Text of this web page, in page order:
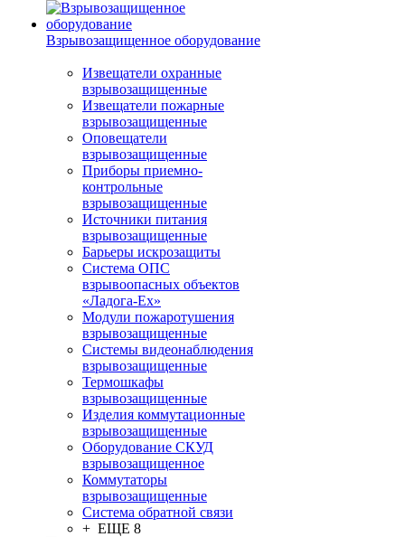
Взрывозащищенное оборудование
Извещатели охранные
взрывозащищенные
Извещатели пожарные
взрывозащищенные
Оповещатели
взрывозащищенные
Приборы приемно-
контрольные
взрывозащищенные
Источники питания
взрывозащищенные
Барьеры искрозащиты
Система ОПС
взрывоопасных объектов
«Ладога-Ex»
Модули пожаротушения
взрывозащищенные
Системы видеонаблюдения
взрывозащищенные
Термошкафы
взрывозащищенные
Изделия коммутационные
взрывозащищенные
Оборудование СКУД
взрывозащищенное
Коммутаторы
взрывозащищенные
Система обратной связи
+ ЕЩЕ 8